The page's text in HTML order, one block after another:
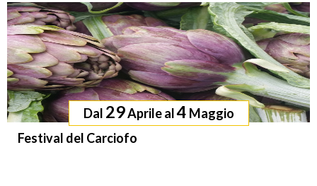
Dal 29Aprileal4 Maggio
Festival del Carciofo